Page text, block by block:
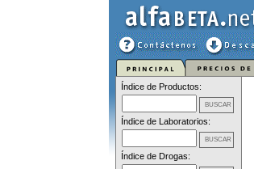
Índice de Productos:
Índice de Laboratorios:
Índice de Drogas: